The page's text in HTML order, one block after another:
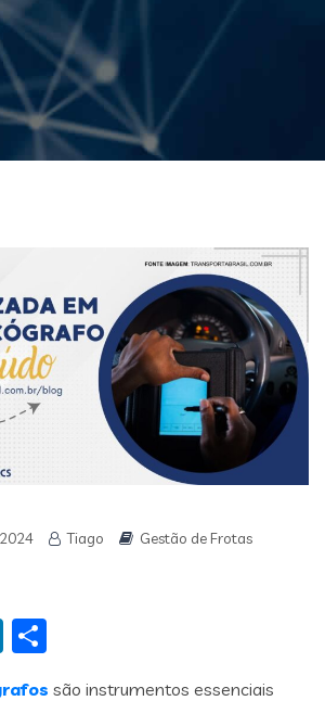
Tiago
Gestão de Frotas
LinkedIn
são instrumentos essenciais